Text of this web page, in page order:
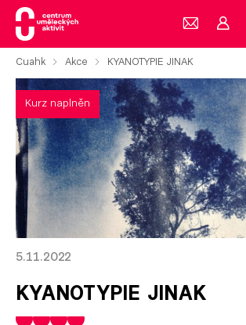
Cuahk Akce KYANOTYPIE JINAK
Kurz naplněn
5.11.2022
KYANOTYPIE JINAK